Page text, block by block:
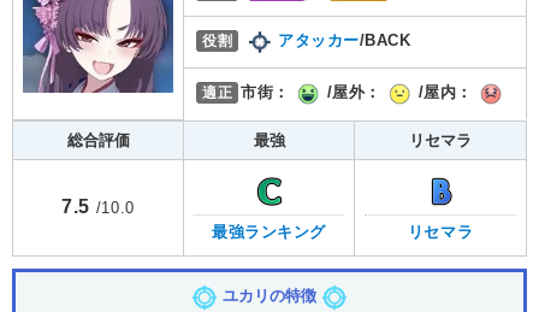
役割 アタッカー/BACK
適正 市街： /屋外： /屋内：
総合評価 最強 リセマラ
7.5 /10.0
最強ランキング
リセマラ
ユカリの特徴